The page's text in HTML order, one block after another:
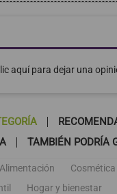
aquí para dejar una
TAMBIÉN PODRÍA
Alimentación
Cosmética
Hogar y bienestar